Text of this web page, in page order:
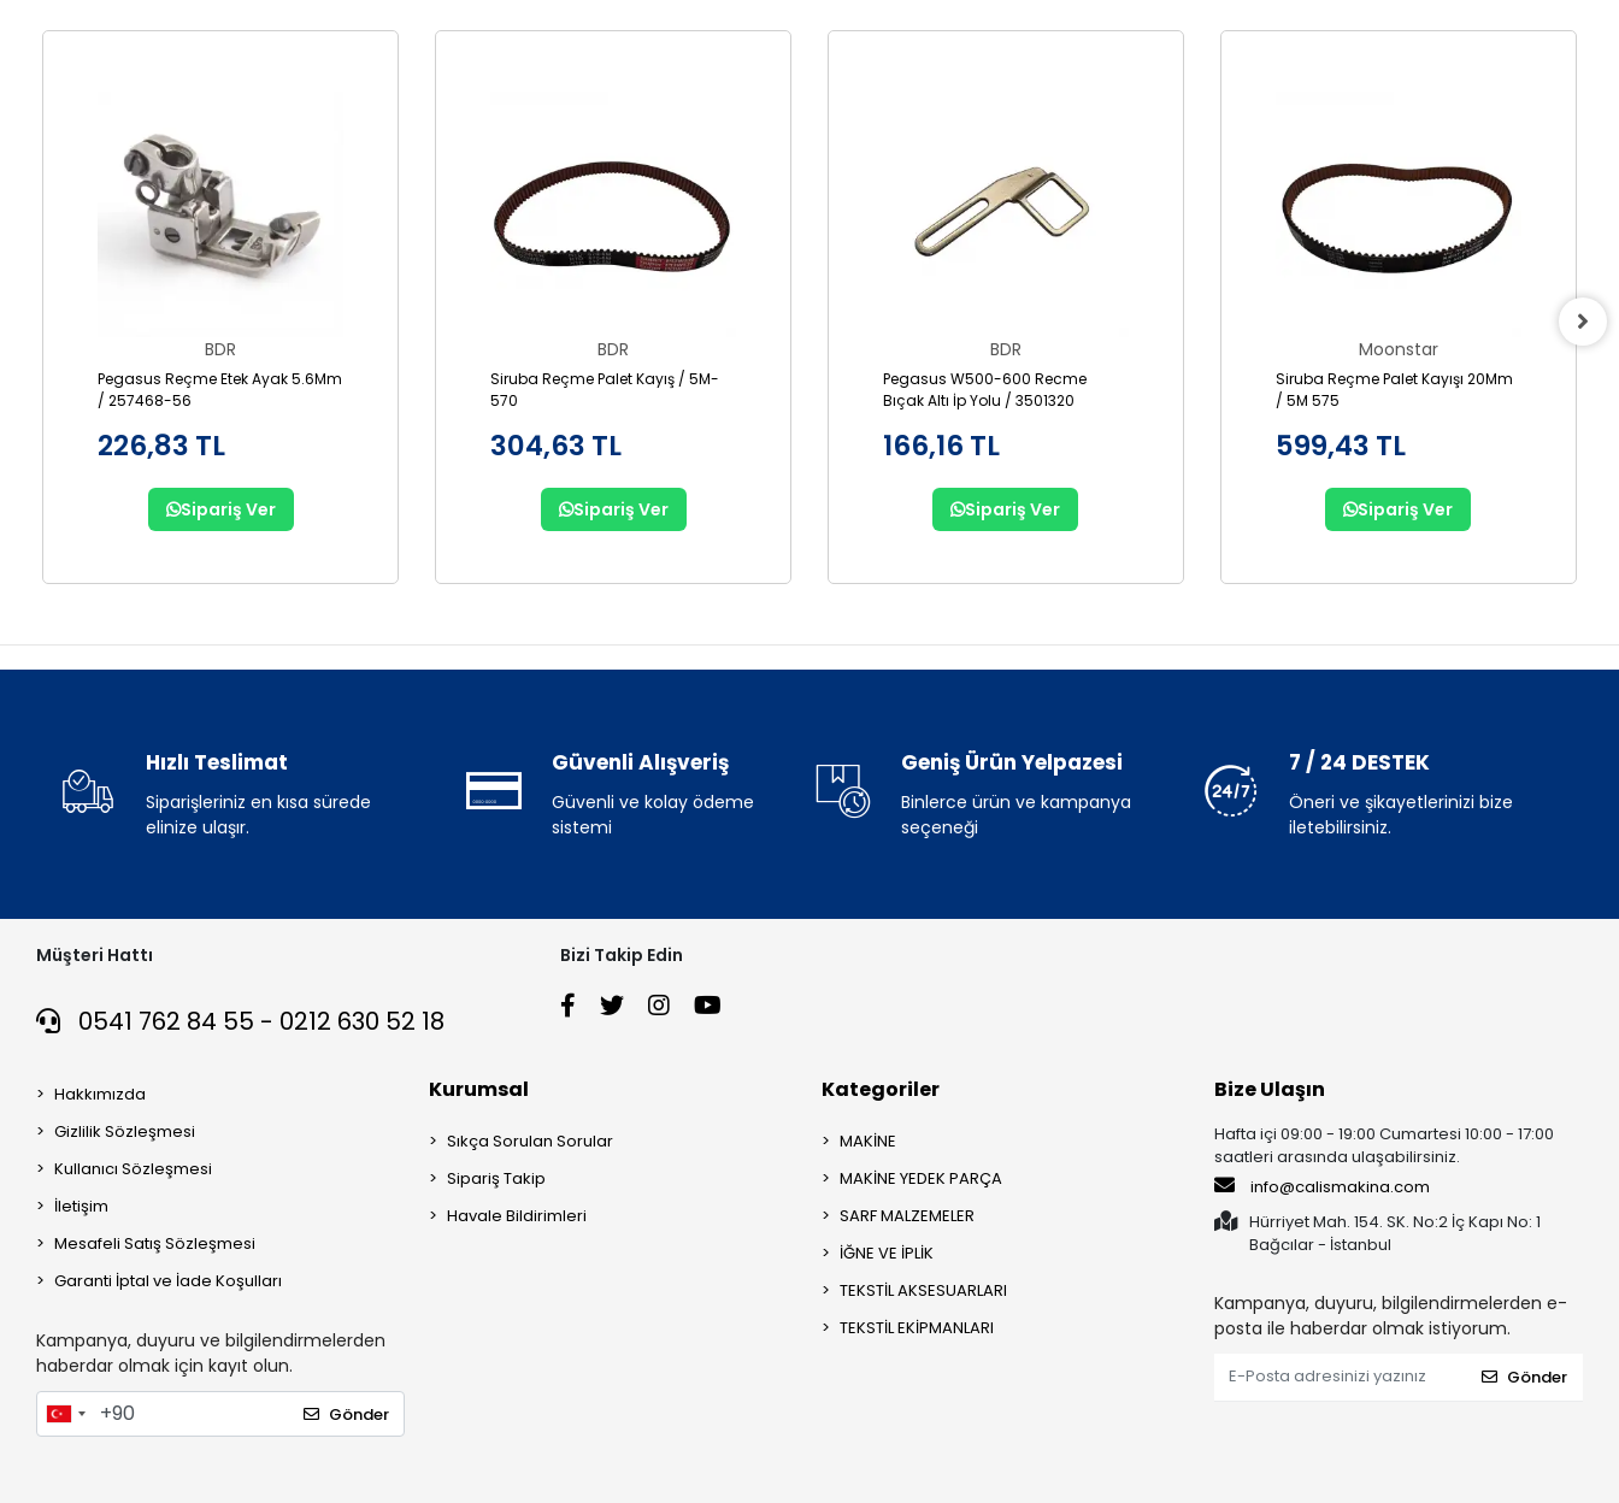
BDR
Pegasus Reçme Etek Ayak 5.6Mm
/ 257468-56
226,83 TL
Sipariş Ver
BDR
Siruba Reçme Palet Kayış / 5M-
570
304,63 TL
Sipariş Ver
BDR
Pegasus W500-600 Recme
Bıçak Altı İp Yolu / 3501320
166,16 TL
Sipariş Ver
Moonstar
Siruba Reçme Palet Kayışı 20Mm
/ 5M 575
599,43 TL
Sipariş Ver
Hızlı Teslimat
Siparişleriniz en kısa sürede
elinize ulaşır.
Güvenli Alışveriş
Güvenli ve kolay ödeme
sistemi
Geniş Ürün Yelpazesi
Binlerce ürün ve kampanya
seçeneği
7 / 24 DESTEK
Öneri ve şikayetlerinizi bize
iletebilirsiniz.
Müşteri Hattı
0541 762 84 55 - 0212 630 52 18
Bizi Takip Edin
Hakkımızda
Gizlilik Sözleşmesi
Kullanıcı Sözleşmesi
İletişim
Mesafeli Satış Sözleşmesi
Garanti İptal ve İade Koşulları
Kampanya, duyuru ve bilgilendirmelerden
haberdar olmak için kayıt olun.
Gönder
Kurumsal
Sıkça Sorulan Sorular
Sipariş Takip
Havale Bildirimleri
Kategoriler
MAKİNE
MAKİNE YEDEK PARÇA
SARF MALZEMELER
İĞNE VE İPLİK
TEKSTİL AKSESUARLARI
TEKSTİL EKİPMANLARI
Bize Ulaşın
Hafta içi 09:00 - 19:00 Cumartesi 10:00 - 17:00
saatleri arasında ulaşabilirsiniz.
info@calismakina.com
Hürriyet Mah. 154. SK. No:2 İç Kapı No: 1
Bağcılar - İstanbul
Kampanya, duyuru, bilgilendirmelerden e-
posta ile haberdar olmak istiyorum.
Gönder